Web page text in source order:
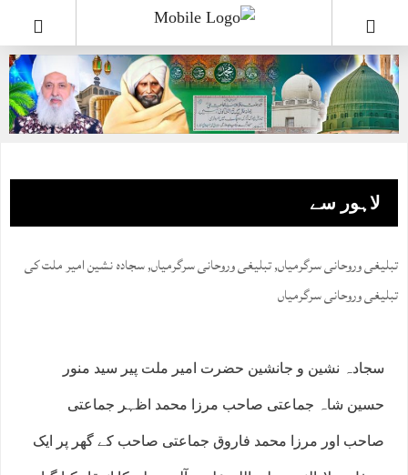
لاہور سے
تبلیغی وروحانی سرگرمیاں,تبلیغی وروحانی سرگرمیاں,سجادہ نشین امیر ملت کی
تبلیغی وروحانی سرگرمیاں
سجادہ نشین و جانشین حضرت امیر ملت پیر سید منور
حسین شاہ جماعتی صاحب مرزا محمد اظہر جماعتی
صاحب اور مرزا محمد فاروق جماعتی صاحب کے گھر پر ایک